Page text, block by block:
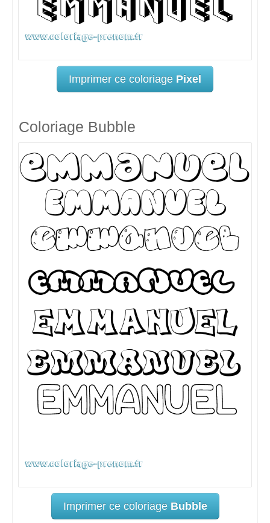
Imprimer ce coloriage Pixel
Coloriage Bubble
Imprimer ce coloriage Bubble